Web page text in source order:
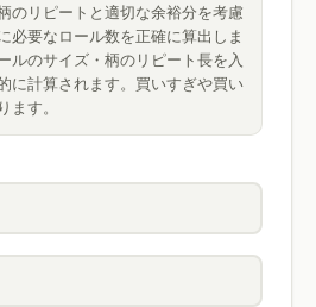
のリピートと適切な余裕分を考慮
必要なロール数を正確に算出しま
ルのサイズ・柄のリピート長を入
に計算されます。買いすぎや買い
ます。